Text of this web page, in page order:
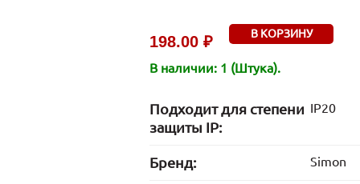
198.00 ₽ В КОРЗИНУ
В наличии: 1 (Штука).
Подходит для степени
защиты IP:
IP20
Бренд: Simon